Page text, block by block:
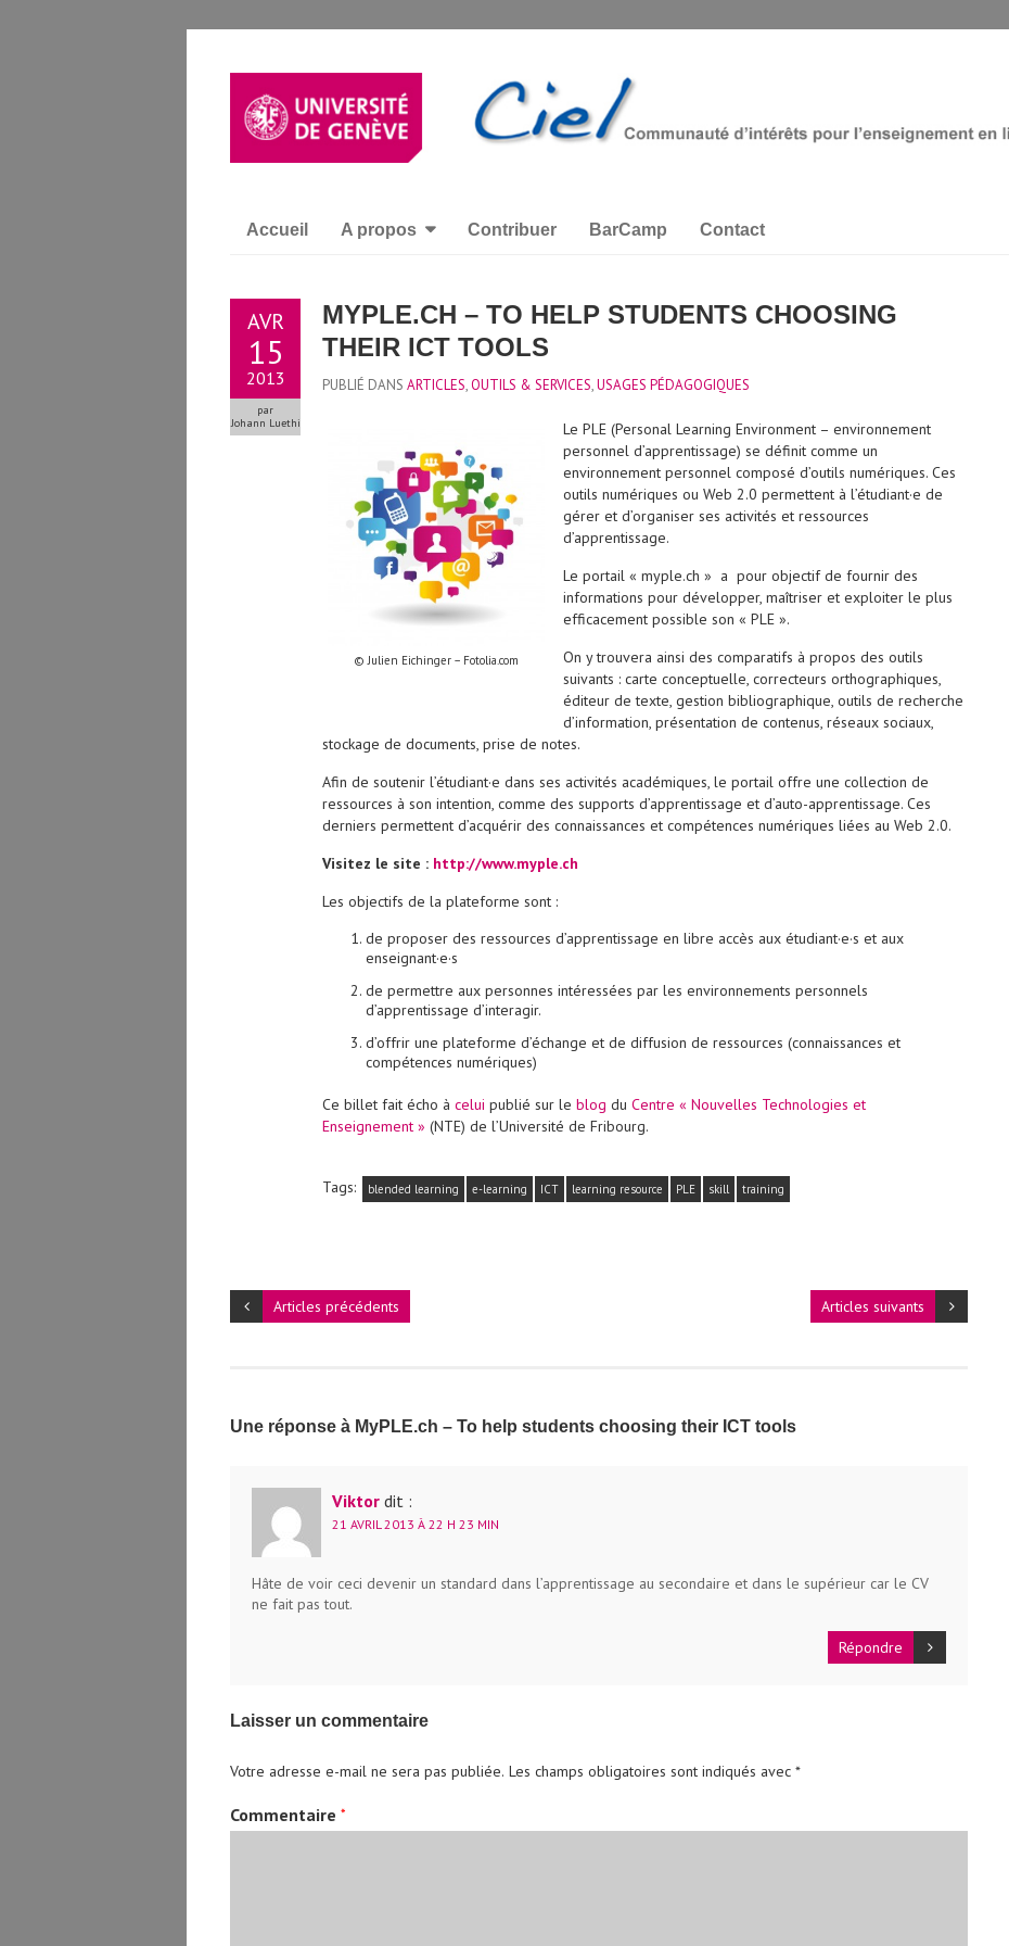
Accueil A propos Contribuer BarCamp Contact
AVR
15
2013
par
Johann Luethi
MYPLE.CH – TO HELP STUDENTS CHOOSING
THEIR ICT TOOLS
PUBLIÉ DANS ARTICLES,OUTILS & SERVICES,USAGES PÉDAGOGIQUES
© Julien Eichinger – Fotolia.com
Le PLE (Personal Learning Environment – environnement
personnel d’apprentissage) se définit comme un
environnement personnel composé d’outils numériques. Ces
outils numériques ou Web 2.0 permettent à l’étudiant·e de
gérer et d’organiser ses activités et ressources
d’apprentissage.
Le portail « myple.ch » a pour objectif de fournir des
informations pour développer, maîtriser et exploiter le plus
efficacement possible son « PLE ».
On y trouvera ainsi des comparatifs à propos des outils
suivants : carte conceptuelle, correcteurs orthographiques,
éditeur de texte, gestion bibliographique, outils de recherche
d’information, présentation de contenus, réseaux sociaux,
stockage de documents, prise de notes.
Afin de soutenir l’étudiant·e dans ses activités académiques, le portail offre une collection de
ressources à son intention, comme des supports d’apprentissage et d’auto-apprentissage. Ces
derniers permettent d’acquérir des connaissances et compétences numériques liées au Web 2.0.
Visitez le site : http://www.myple.ch
Les objectifs de la plateforme sont :
de proposer des ressources d’apprentissage en libre accès aux étudiant·e·s et aux
enseignant·e·s
de permettre aux personnes intéressées par les environnements personnels
d’apprentissage d’interagir.
d’offrir une plateforme d’échange et de diffusion de ressources (connaissances et
compétences numériques)
Ce billet fait écho à celui publié sur le blog du Centre « Nouvelles Technologies et
Enseignement » (NTE) de l’Université de Fribourg.
Tags: blended learning e-learning ICT learning resource PLE skill training
Articles suivants
Articles précédents
Une réponse à MyPLE.ch – To help students choosing their ICT tools
Viktor dit :
21 AVRIL 2013 À 22 H 23 MIN
Hâte de voir ceci devenir un standard dans l’apprentissage au secondaire et dans le supérieur car le CV
ne fait pas tout.
Répondre
Laisser un commentaire
Votre adresse e-mail ne sera pas publiée. Les champs obligatoires sont indiqués avec *
Commentaire *